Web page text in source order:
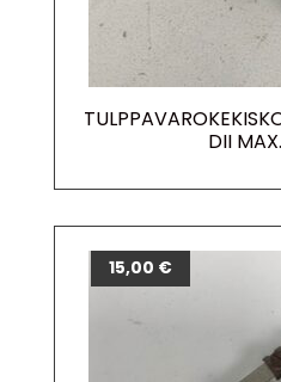
DII
15,00 €